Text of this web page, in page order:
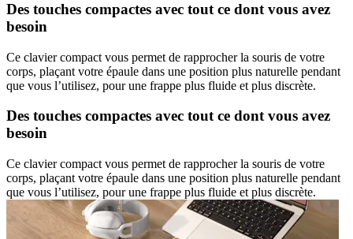
Des touches compactes avec tout ce dont vous avez
besoin
Ce clavier compact vous permet de rapprocher la souris de votre
corps, plaçant votre épaule dans une position plus naturelle pendant
que vous l’utilisez, pour une frappe plus fluide et plus discrète.
Des touches compactes avec tout ce dont vous avez
besoin
Ce clavier compact vous permet de rapprocher la souris de votre
corps, plaçant votre épaule dans une position plus naturelle pendant
que vous l’utilisez, pour une frappe plus fluide et plus discrète.